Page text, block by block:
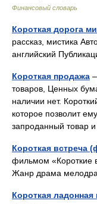
Финансовый словарь
Короткая дорога
рассказ, мистика
английский
Короткая продажа
товаров, Ценных
наличии нет.
которое позволит
запроданный товар
Короткая встреча
фильмом «Короткие
Жанр драма
Короткая